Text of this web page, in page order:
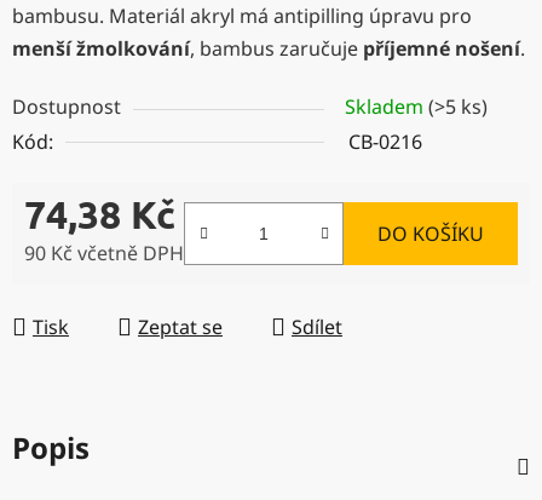
bambusu. Materiál akryl má antipilling úpravu pro
menší žmolkování, bambus zaručuje příjemné nošení.
Dostupnost Skladem (>5 ks)
Kód:
CB-0216
74,38 Kč
90 Kč včetně DPH
DO KOŠÍKU
Tisk Zeptat se Sdílet
Popis